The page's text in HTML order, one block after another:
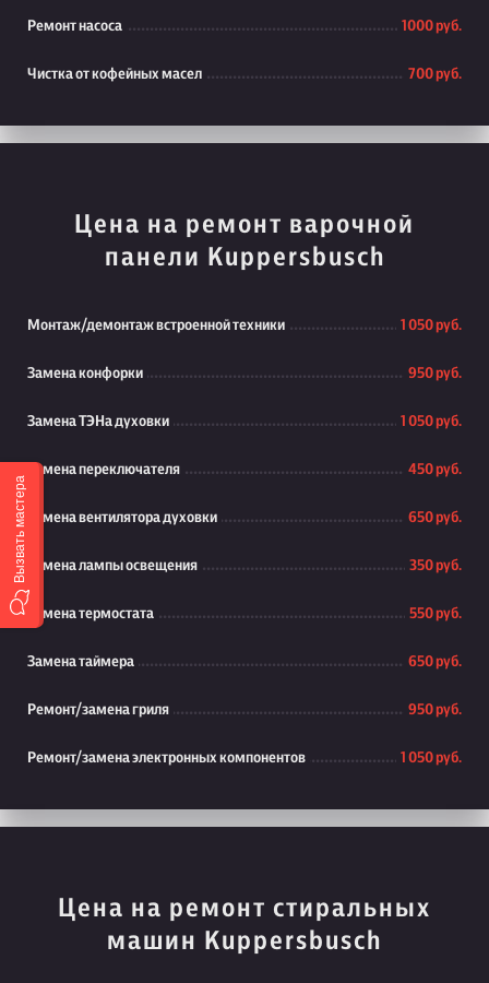
Ремонт насоса 1000 руб.
Чистка от кофейных масел 700 руб.
Цена на ремонт варочной
панели Kuppersbusch
Монтаж/демонтаж встроенной техники 1 050 руб.
Замена конфорки 950 руб.
Замена ТЭНа духовки 1 050 руб.
Замена переключателя 450 руб.
Замена вентилятора духовки 650 руб.
Замена лампы освещения 350 руб.
Замена термостата 550 руб.
Замена таймера 650 руб.
Ремонт/замена гриля 950 руб.
Ремонт/замена электронных компонентов 1 050 руб.
Цена на ремонт стиральных
машин Kuppersbusch
Вызвать мастера